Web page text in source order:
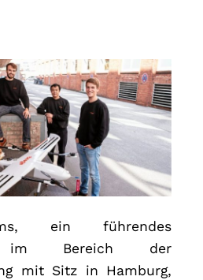
ein führendes
im Bereich der
mit Sitz in Hamburg,